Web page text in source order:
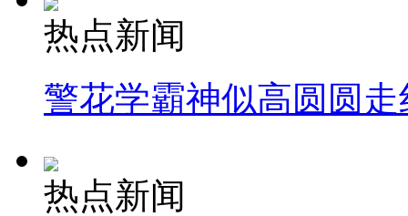
热点新闻
警花学霸神似高圆圆走
热点新闻